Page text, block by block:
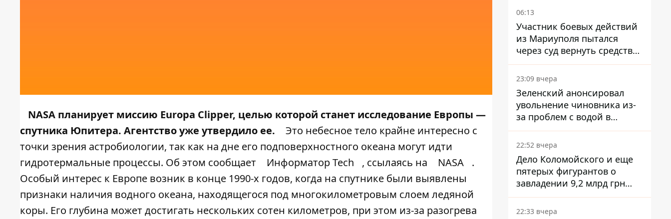
NASA планирует миссию Europa Clipper, целью которой станет исследование Европы —
спутника Юпитера. Агентство уже утвердило ее.
Это небесное тело крайне интересно с
точки зрения астробиологии, так как на дне его подповерхностного океана могут идти
гидротермальные процессы. Об этом сообщает
Информатор Tech , ссылаясь на NASA
.
Особый интерес к Европе возник в конце 1990-х годов, когда на спутнике были выявлены
признаки наличия водного океана, находящегося под многокилометровым слоем ледяной
коры. Его глубина может достигать нескольких сотен километров, при этом из-за разогрева
06:13
Участник боевых действий
из Мариуполя пытался
через суд вернуть средства
субсидии со счета в
Ощадбанке – каким было
решение
23:09 вчера
Зеленский анонсировал
увольнение чиновника из-
за проблем с водой в
Марганце
22:52 вчера
Дело Коломойского и еще
пятерых фигурантов о
завладении 9,2 млрд грн
ПриватБанка направили в
суд
22:33 вчера